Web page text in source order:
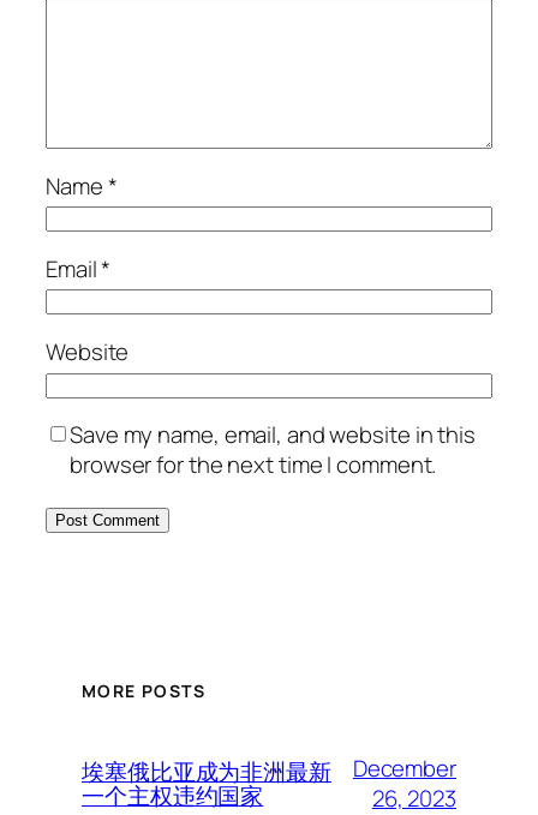
Name*
Email*
Website
Save my name, email, and website in this
browser for the next time I comment.
MORE POSTS
埃塞俄比亚成为非洲最新
一个主权违约国家
December
26, 2023